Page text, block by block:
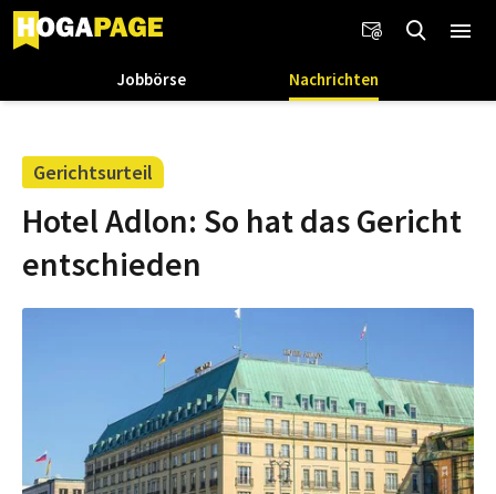
Jobbörse Nachrichten
Gerichtsurteil
Hotel Adlon: So hat das Gericht
entschieden